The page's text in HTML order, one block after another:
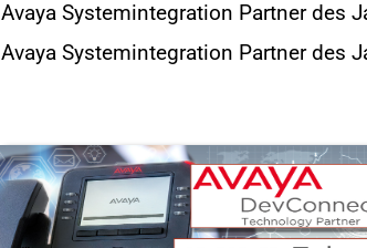
Avaya Systemintegration Partner des
Avaya Systemintegration Partner des